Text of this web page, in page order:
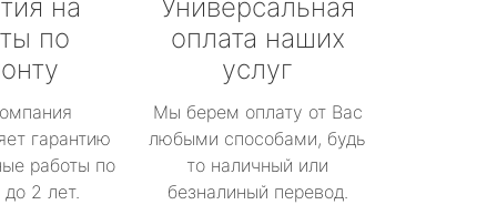
на
по
гарантию
работы по
2 лет.
Универсальная
оплата наших
услуг
Мы берем оплату от Вас
любыми способами, будь
то наличный или
безналиный перевод.